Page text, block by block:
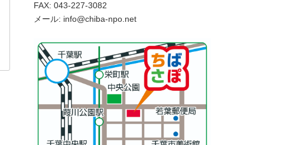
FAX: 043-227-3082
メール: info@chiba-npo.net